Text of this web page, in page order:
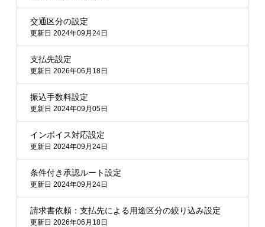
交通区分の設定
更新日 2024年09月24日
支払先設定
更新日 2026年06月18日
振込手数料設定
更新日 2024年09月05日
インボイス対応設定
更新日 2024年09月24日
条件付き承認ルート設定
更新日 2024年09月24日
請求書依頼：支払先による用途区分の絞り込み設定
更新日 2026年06月18日